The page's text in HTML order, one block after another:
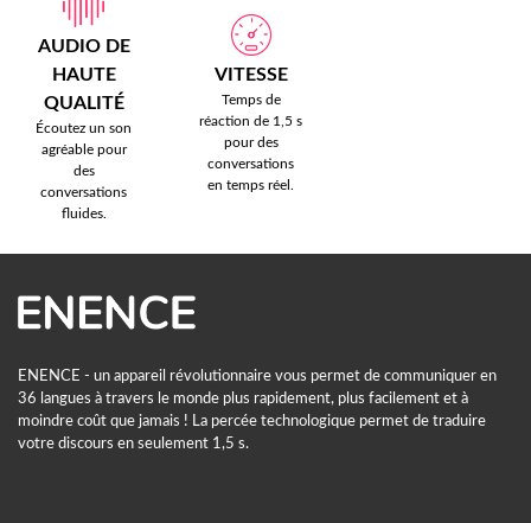
AUDIO DE
HAUTE
QUALITÉ
Écoutez un son
agréable pour
des
conversations
fluides.
VITESSE
Temps de
réaction de 1,5 s
pour des
conversations
en temps réel.
ENENCE - un appareil révolutionnaire vous permet de communiquer en
36 langues à travers le monde plus rapidement, plus facilement et à
moindre coût que jamais ! La percée technologique permet de traduire
votre discours en seulement 1,5 s.